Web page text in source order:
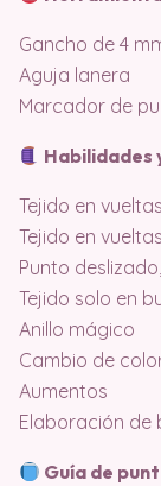
Gancho de 4
Aguja lanera
Marcador de
Habilidades
Tejido en
Tejido en
Punto
Tejido solo en
Anillo mágico
Cambio de
Aumentos
Elaboración de
Guía de